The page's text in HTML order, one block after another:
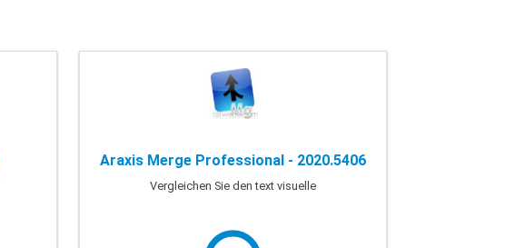
Araxis Merge Professional - 2020.5406
Vergleichen Sie den text visuelle